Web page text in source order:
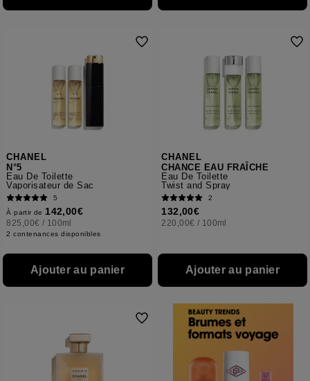
CHANEL
N°5
Eau De Toilette
Vaporisateur de Sac
5
À partir de 142,00€
825,00€ / 100ml
2 contenances disponibles
Ajouter au panier
CHANEL
CHANCE EAU FRAÎCHE
Eau De Toilette
Twist and Spray
2
132,00€
220,00€ / 100ml
Ajouter au panier